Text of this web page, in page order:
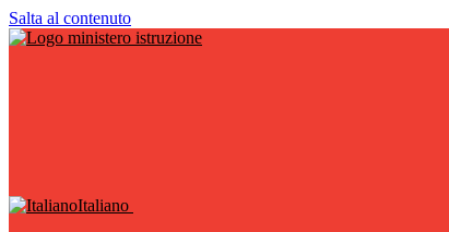
Salta al contenuto
Italiano